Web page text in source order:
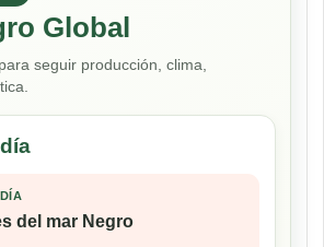
Global
seguir producción, clima,
del mar Negro